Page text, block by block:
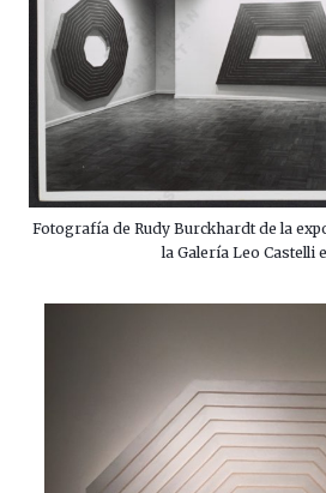
Fotografía de Rudy Burckhardt de la
la Galería Leo Castelli